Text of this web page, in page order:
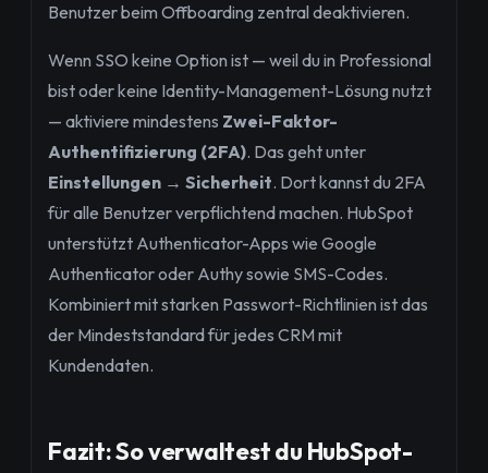
Benutzer beim Offboarding zentral deaktivieren.
Wenn SSO keine Option ist — weil du in Professional
bist oder keine Identity-Management-Lösung nutzt
— aktiviere mindestens Zwei-Faktor-
Authentifizierung (2FA). Das geht unter
Einstellungen → Sicherheit. Dort kannst du 2FA
für alle Benutzer verpflichtend machen. HubSpot
unterstützt Authenticator-Apps wie Google
Authenticator oder Authy sowie SMS-Codes.
Kombiniert mit starken Passwort-Richtlinien ist das
der Mindeststandard für jedes CRM mit
Kundendaten.
Fazit: So verwaltest du HubSpot-